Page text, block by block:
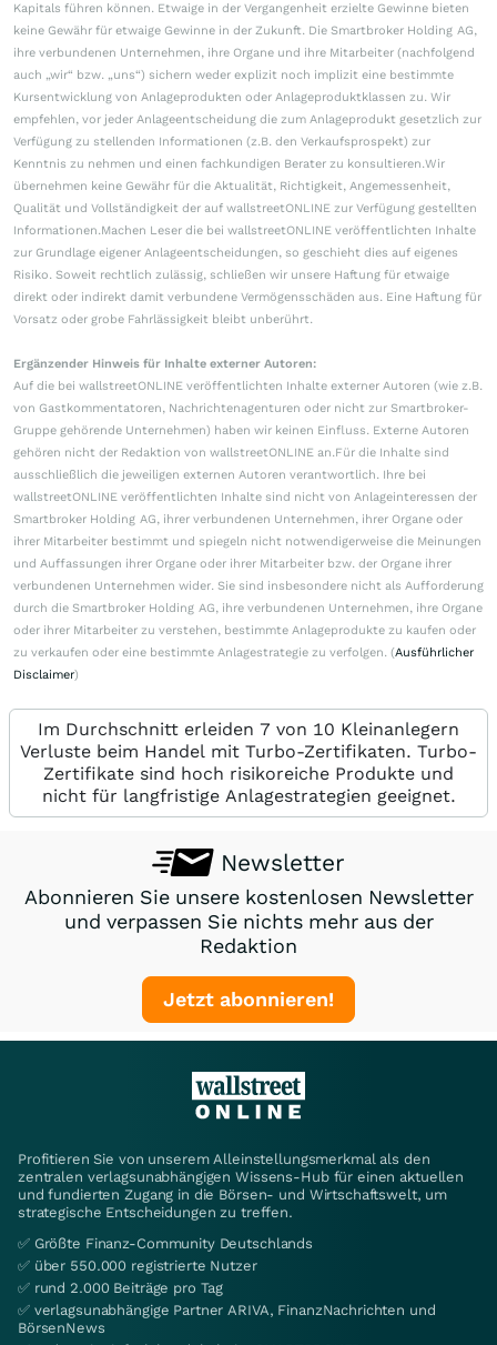
Kapitals führen können. Etwaige in der Vergangenheit erzielte Gewinne bieten
keine Gewähr für etwaige Gewinne in der Zukunft. Die Smartbroker Holding AG,
ihre verbundenen Unternehmen, ihre Organe und ihre Mitarbeiter (nachfolgend
auch „wir“ bzw. „uns“) sichern weder explizit noch implizit eine bestimmte
Kursentwicklung von Anlageprodukten oder Anlageproduktklassen zu. Wir
empfehlen, vor jeder Anlageentscheidung die zum Anlageprodukt gesetzlich zur
Verfügung zu stellenden Informationen (z.B. den Verkaufsprospekt) zur
Kenntnis zu nehmen und einen fachkundigen Berater zu konsultieren.Wir
übernehmen keine Gewähr für die Aktualität, Richtigkeit, Angemessenheit,
Qualität und Vollständigkeit der auf wallstreetONLINE zur Verfügung gestellten
Informationen.Machen Leser die bei wallstreetONLINE veröffentlichten Inhalte
zur Grundlage eigener Anlageentscheidungen, so geschieht dies auf eigenes
Risiko. Soweit rechtlich zulässig, schließen wir unsere Haftung für etwaige
direkt oder indirekt damit verbundene Vermögensschäden aus. Eine Haftung für
Vorsatz oder grobe Fahrlässigkeit bleibt unberührt.
Ergänzender Hinweis für Inhalte externer Autoren:
Auf die bei wallstreetONLINE veröffentlichten Inhalte externer Autoren (wie z.B.
von Gastkommentatoren, Nachrichtenagenturen oder nicht zur Smartbroker-
Gruppe gehörende Unternehmen) haben wir keinen Einfluss. Externe Autoren
gehören nicht der Redaktion von wallstreetONLINE an.Für die Inhalte sind
ausschließlich die jeweiligen externen Autoren verantwortlich. Ihre bei
wallstreetONLINE veröffentlichten Inhalte sind nicht von Anlageinteressen der
Smartbroker Holding AG, ihrer verbundenen Unternehmen, ihrer Organe oder
ihrer Mitarbeiter bestimmt und spiegeln nicht notwendigerweise die Meinungen
und Auffassungen ihrer Organe oder ihrer Mitarbeiter bzw. der Organe ihrer
verbundenen Unternehmen wider. Sie sind insbesondere nicht als Aufforderung
durch die Smartbroker Holding AG, ihre verbundenen Unternehmen, ihre Organe
oder ihrer Mitarbeiter zu verstehen, bestimmte Anlageprodukte zu kaufen oder
zu verkaufen oder eine bestimmte Anlagestrategie zu verfolgen. (Ausführlicher
Disclaimer)
Im Durchschnitt erleiden 7 von 10 Kleinanlegern
Verluste beim Handel mit Turbo-Zertifikaten. Turbo-
Zertifikate sind hoch risikoreiche Produkte und
nicht für langfristige Anlagestrategien geeignet.
Newsletter
Abonnieren Sie unsere kostenlosen Newsletter
und verpassen Sie nichts mehr aus der
Redaktion
Jetzt abonnieren!
Profitieren Sie von unserem Alleinstellungsmerkmal als den
zentralen verlagsunabhängigen Wissens-Hub für einen aktuellen
und fundierten Zugang in die Börsen- und Wirtschaftswelt, um
strategische Entscheidungen zu treffen.
✅ Größte Finanz-Community Deutschlands
✅ über 550.000 registrierte Nutzer
✅ rund 2.000 Beiträge pro Tag
✅ verlagsunabhängige Partner ARIVA, FinanzNachrichten und
BörsenNews